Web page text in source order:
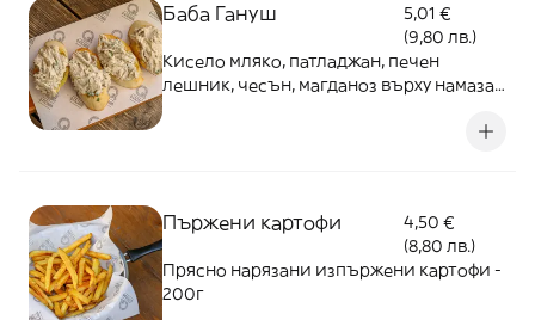
Баба Гануш
5,01 €
(9,80 лв.)
Kисело мляко, патладжан, печен
лешник, чесън, магданоз върху намазан
Пържени картофи
4,50 €
(8,80 лв.)
Прясно нарязани изпържени картофи -
200г